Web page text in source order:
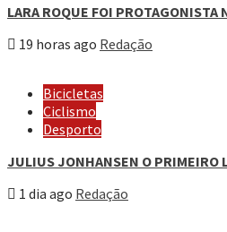
LARA ROQUE FOI PROTAGONISTA
19 horas ago Redação
Bicicletas
Ciclismo
Desporto
JULIUS JONHANSEN O PRIMEIRO
1 dia ago Redação